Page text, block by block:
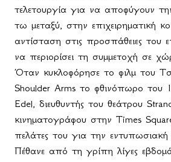
τελετουργία για να αποφύγουν
τω μεταξύ, στην επιχειρηματική
αντίσταση στις προσπάθειες του
να περιορίσει τη συμμετοχή σε
Όταν κυκλοφόρησε το φιλμ του
Shoulder Arms το φθινόπωρο του
Edel, διευθυντής του θεάτρου
κινηματογράφου στην Times
πελάτες του για την εντυπωσιακή
Πέθανε από τη γρίπη λίγες